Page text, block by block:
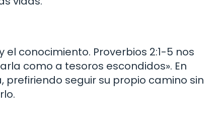
conocimiento. Proverbios 2:1-5 nos
como a tesoros escondidos». En
seguir su propio camino sin